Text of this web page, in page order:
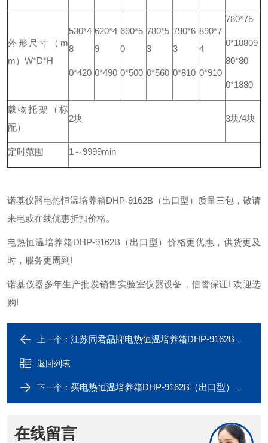
外形尺寸（m
m）W*D*H
530*4
8
0*420
620*4
9
0*490
690*5
0
0*500
780*5
3
0*560
790*6
3
0*810
890*7
4
0*910
780*75
0*18809
80*80
0*1880
载物托架
（标
配）
2块 3块/4块
定时范围 1～9999min
诺基仪器电热恒温培养箱DHP-9162B（出口型）质量三包，敬请
来电或在线优惠折扣价格。
电热恒温培养箱DHP-9162B（出口型）价格更优惠，供货更及
时，服务更周到!
诺基仪器多年生产批发销售实验室仪器设备，信誉保证! 欢迎选
购!
上一个： 江苏同君品牌电热恒温培养箱DHP-9162B（出口型）可比进口产品
返回列表
下一个： 买电热恒温培养箱DHP-9162B（出口型）到哪里，*江苏同君
在线留言